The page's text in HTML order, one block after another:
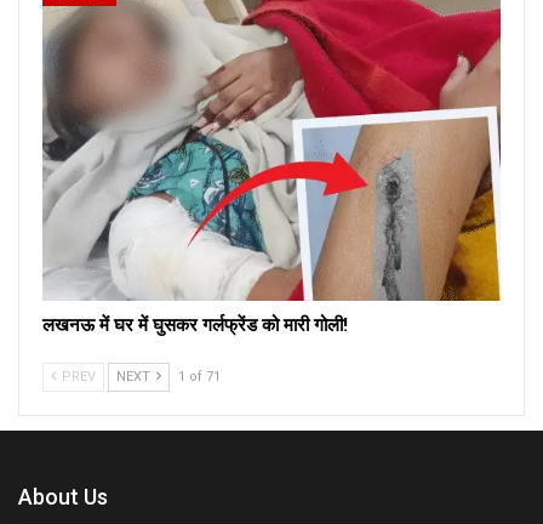
लखनऊ में घर में घुसकर गर्लफ्रेंड को मारी गोली!
PREV NEXT 1 of 71
About Us